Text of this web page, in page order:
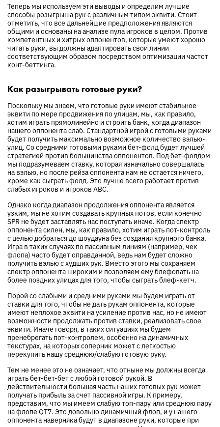
Теперь мы используем эти выводы и определим лучшие
способы розыгрыша рук с различным типом эквити. Стоит
отметить, что все дальнейшие предположения являются
общими и основаны на анализе пула игроков в целом. Против
компетентных и хитрых оппонентов, которые умеют хорошо
читать руки, вы должны адаптировать свои линии
соответствующим образом посредством оптимизации частот
конт-беттинга.
Как разыгрывать готовые руки?
Поскольку мы знаем, что готовые руки имеют стабильное
эквити по мере продвижения по улицам, мы, как правило,
хотим играть прямолинейно и строить банк, когда диапазон
нашего оппонента слаб. Стандартной игрой с готовыми руками
будет получить максимально возможное количество вэлью-
улиц. Со средними готовыми руками бет-фолд будет лучшей
стратегией против большинства оппонентов. Под бет-фолдом
мы подразумеваем ставку, которая изначально совершалась
на вэлью, но после рейза оппонента нам не остается ничего,
кроме как сыграть фолд. Это лучше всего работает против
слабых игроков и игроков ABC.
Однако когда диапазон продолжения оппонента является
узким, мы не хотим создавать крупных потов, если конечно
SPR не будет заставлять нас поступать иначе. Когда спектр
оппонента силен, мы, как правило, хотим играть пот-контроль
с целью добраться до шоудауна без создания крупного банка.
Игра в таких случаях по пассивным линиям (например, чек
флопа) часто будет оправданной, ведь нам будет сложно
получить вэлью с худших рук. Вместо этого мы сохраняем
спектр оппонента широким и позволяем ему блефовать на
более поздних улицах для того, чтобы сыграть блеф-кетч.
Порой со слабыми и средними руками мы будем играть от
ставки для того, чтобы не дать рукам оппонента, которые
имеют неплохое эквити на усиление против нас, но не имеют
возможности продолжать против ставки, реализовать свое
эквити. Иначе говоря, в таких ситуациях мы будем
пренебрегать пот-контролем, особенно на динамичных
текстурах, на которых соперник может с легкостью
перекупить нашу среднюю/слабую готовую руку.
Тем не менее это не означает, что отныне мы должны всегда
играть бет-бет-бет с любой готовой рукой. В
действительности большая часть наших готовых рук может
получать прибыль за счет пассивной игры. К примеру,
представим, что мы имеем слабую топ-пару или среднюю пару
на флопе QT7. Это довольно динамичный флоп, и у нашего
оппонента наверняка будут в диапазоне руки, которые при